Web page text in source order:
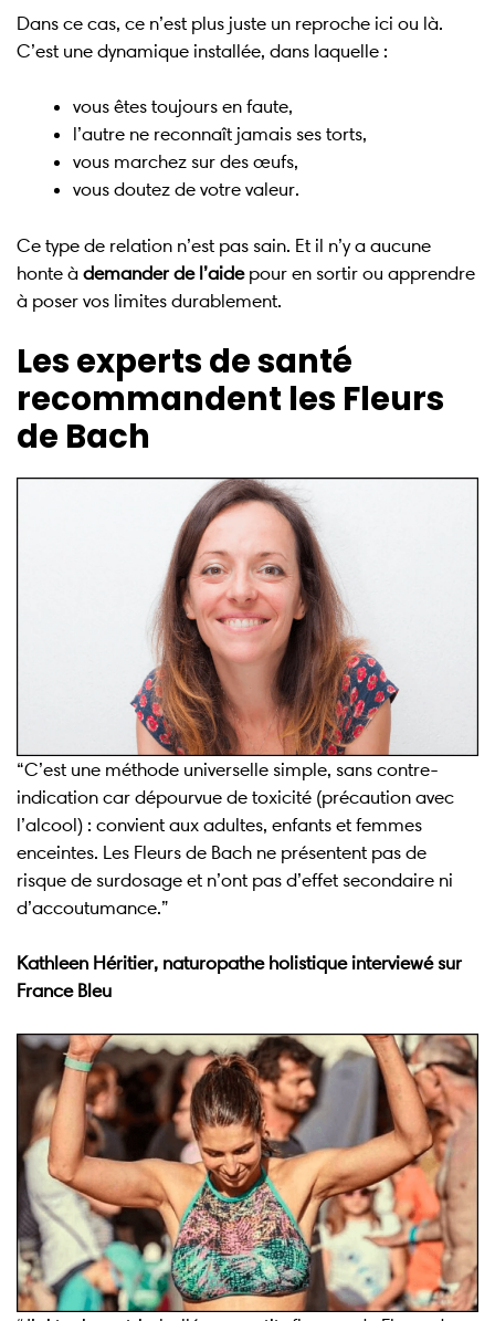
Dans ce cas, ce n’est plus juste un reproche ici ou là.
C’est une dynamique installée, dans laquelle :
vous êtes toujours en faute,
l’autre ne reconnaît jamais ses torts,
vous marchez sur des œufs,
vous doutez de votre valeur.
Ce type de relation n’est pas sain. Et il n’y a aucune
honte à demander de l’aidepour en sortir ou apprendre
à poser vos limites durablement.
Les experts de santé
recommandent les Fleurs
de Bach
“C’est une méthode universelle simple, sans contre-
indication car dépourvue de toxicité (précaution avec
l’alcool) : convient aux adultes, enfants et femmes
enceintes. Les Fleurs de Bach ne présentent pas de
risque de surdosage et n’ont pas d’effet secondaire ni
d’accoutumance.”
Kathleen Héritier, naturopathe holistique interviewé sur
France Bleu